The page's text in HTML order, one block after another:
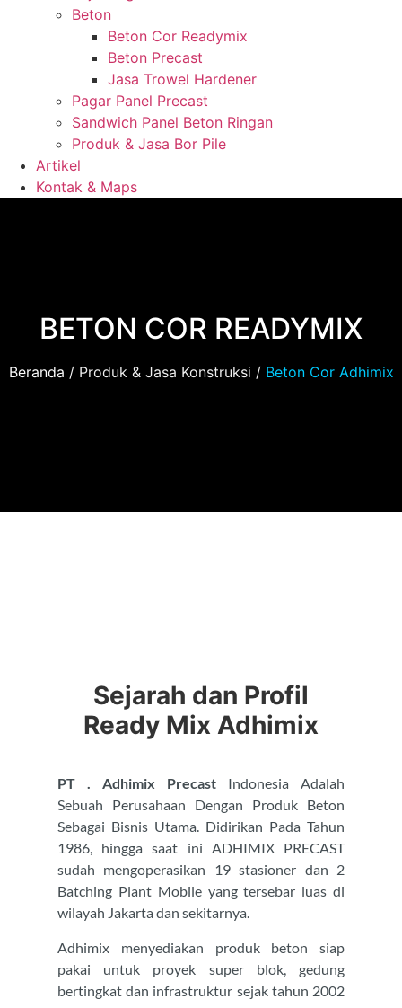
Beton
Beton Cor Readymix
Beton Precast
Jasa Trowel Hardener
Pagar Panel Precast
Sandwich Panel Beton Ringan
Produk & Jasa Bor Pile
Artikel
Kontak & Maps
BETON COR READYMIX
Beranda / Produk & Jasa Konstruksi / Beton Cor Adhimix
Sejarah dan Profil
Ready Mix Adhimix
PT . Adhimix Precast Indonesia Adalah
Sebuah Perusahaan Dengan Produk Beton
Sebagai Bisnis Utama. Didirikan Pada Tahun
1986, hingga saat ini ADHIMIX PRECAST
sudah mengoperasikan 19 stasioner dan 2
Batching Plant Mobile yang tersebar luas di
wilayah Jakarta dan sekitarnya.
Adhimix menyediakan produk beton siap
pakai untuk proyek super blok, gedung
bertingkat dan infrastruktur sejak tahun 2002